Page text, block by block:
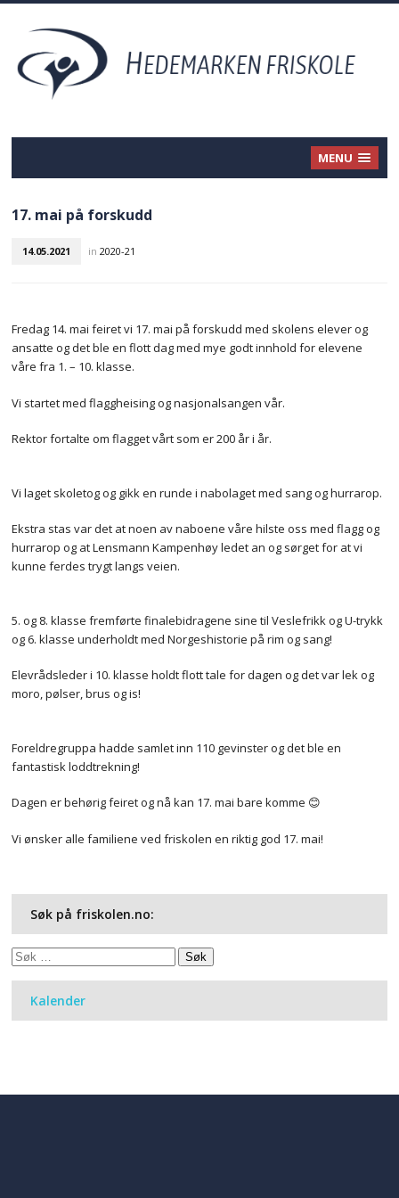
MENU
17. mai på forskudd
14.05.2021 in2020-21
Fredag 14. mai feiret vi 17. mai på forskudd med skolens elever og
ansatte og det ble en flott dag med mye godt innhold for elevene
våre fra 1. – 10. klasse.
Vi startet med flaggheising og nasjonalsangen vår.
Rektor fortalte om flagget vårt som er 200 år i år.
Vi laget skoletog og gikk en runde i nabolaget med sang og hurrarop.
Ekstra stas var det at noen av naboene våre hilste oss med flagg og
hurrarop og at Lensmann Kampenhøy ledet an og sørget for at vi
kunne ferdes trygt langs veien.
5. og 8. klasse fremførte finalebidragene sine til Veslefrikk og U-trykk
og 6. klasse underholdt med Norgeshistorie på rim og sang!
Elevrådsleder i 10. klasse holdt flott tale for dagen og det var lek og
moro, pølser, brus og is!
Foreldregruppa hadde samlet inn 110 gevinster og det ble en
fantastisk loddtrekning!
Dagen er behørig feiret og nå kan 17. mai bare komme 😊
Vi ønsker alle familiene ved friskolen en riktig god 17. mai!
Søk på friskolen.no:
Søk
Kalender